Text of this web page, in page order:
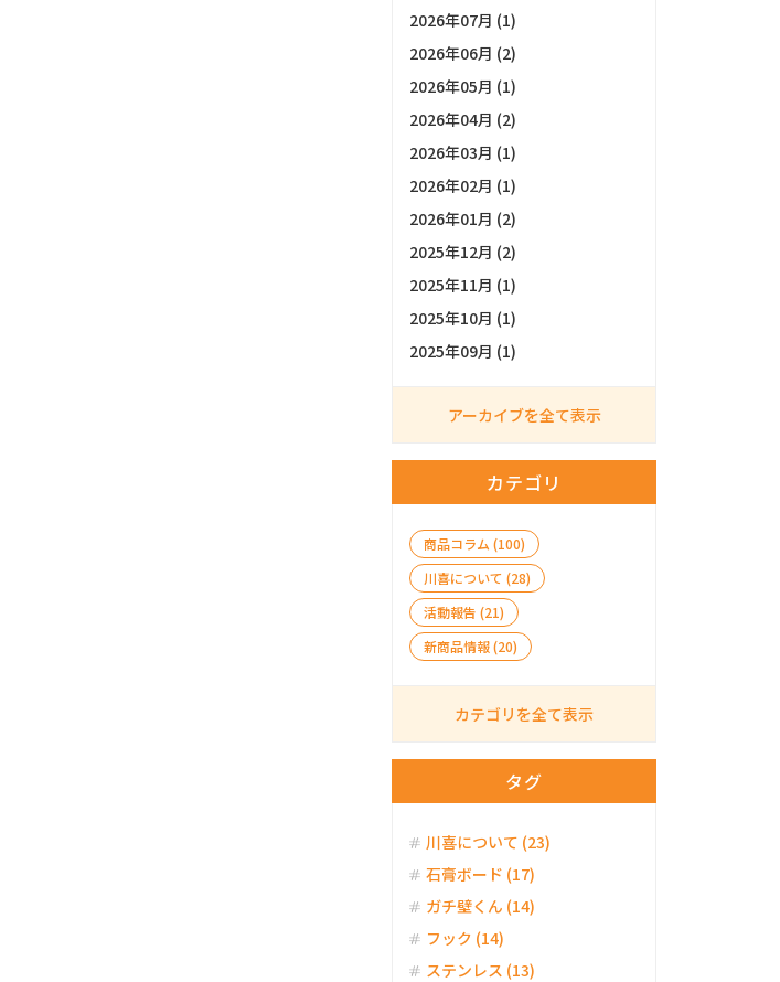
2026年07月 (1)
2026年06月 (2)
2026年05月 (1)
2026年04月 (2)
2026年03月 (1)
2026年02月 (1)
2026年01月 (2)
2025年12月 (2)
2025年11月 (1)
2025年10月 (1)
2025年09月 (1)
アーカイブを全て表示
カテゴリ
商品コラム (100)
川喜について (28)
活動報告 (21)
新商品情報 (20)
カテゴリを全て表示
タグ
川喜について (23)
石膏ボード (17)
ガチ壁くん (14)
フック (14)
ステンレス (13)